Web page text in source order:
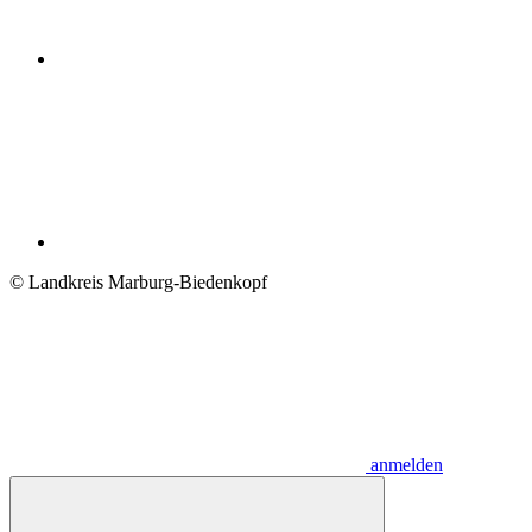
© Landkreis Marburg-Biedenkopf
anmelden